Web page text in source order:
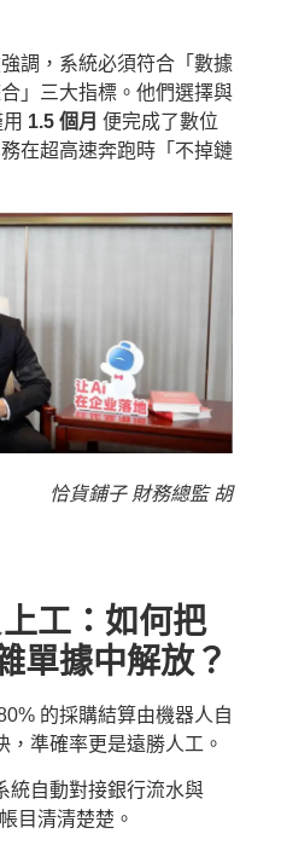
調，系統必須符合「數據
」三大指標。他們選擇與
1.5 個月 便完成了數位
在超高速奔跑時「不掉鏈
務總監 胡
上工：如何把
單據中解放？
的採購結算由機器人自
，準確率更是遠勝人工。
統自動對接銀行流水與
目清清楚楚。